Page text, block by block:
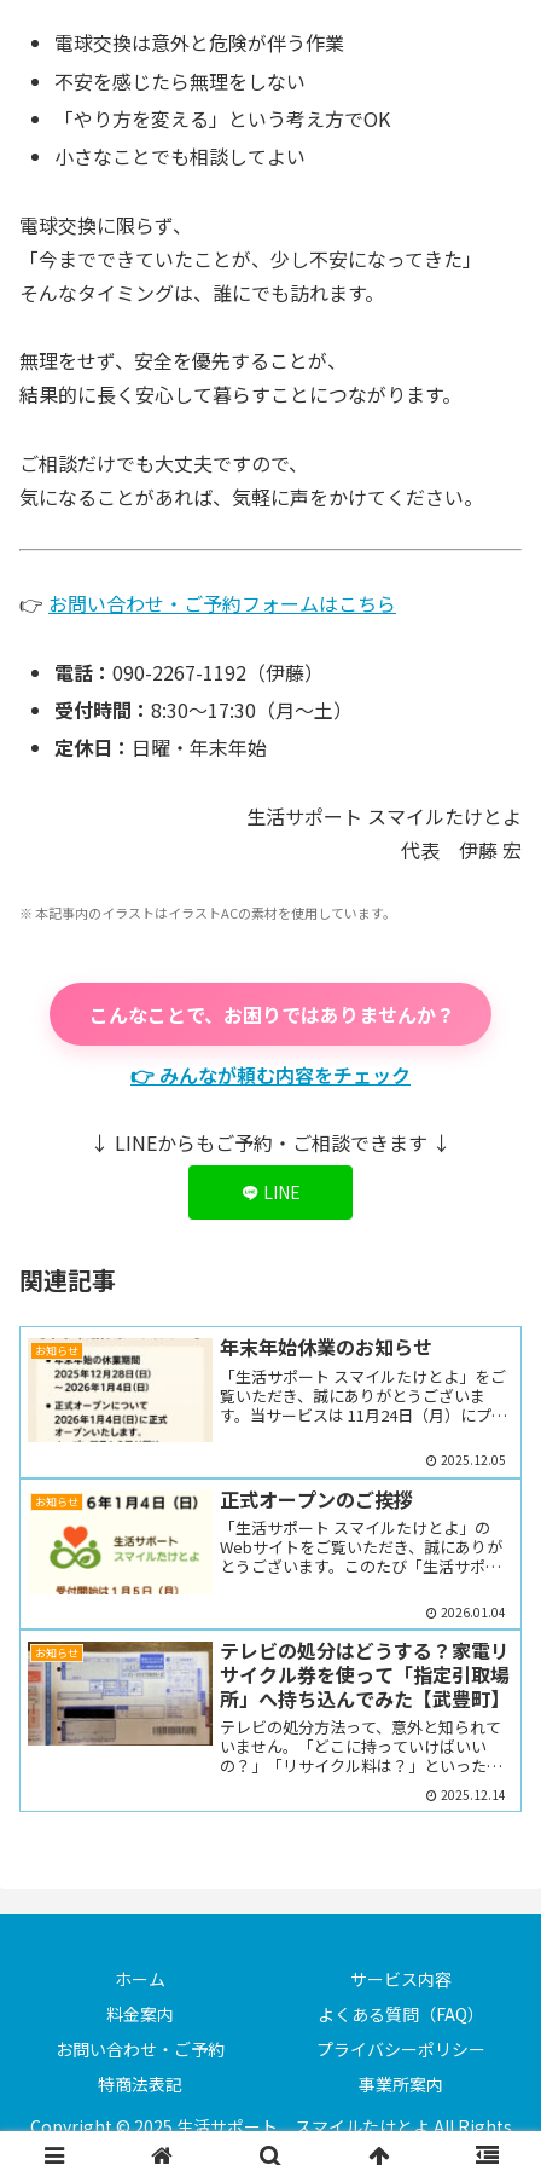
電球交換は意外と危険が伴う作業
不安を感じたら無理をしない
「やり方を変える」という考え方でOK
小さなことでも相談してよい
電球交換に限らず、
「今までできていたことが、少し不安になってきた」
そんなタイミングは、誰にでも訪れます。
無理をせず、安全を優先することが、
結果的に長く安心して暮らすことにつながります。
ご相談だけでも大丈夫ですので、
気になることがあれば、気軽に声をかけてください。
👉 お問い合わせ・ご予約フォームはこちら
電話：090-2267-1192（伊藤）
受付時間：8:30〜17:30（月〜土）
定休日： 日曜・年末年始
生活サポート スマイルたけとよ
代表 伊藤 宏
※ 本記事内のイラストはイラストACの素材を使用しています。
こんなことで、お困りではありませんか？
👉 みんなが頼む内容をチェック
↓ LINEからもご予約・ご相談できます ↓
LINE
関連記事
お知らせ 年末年始休業のお知らせ
「生活サポート スマイルたけとよ」をご
覧いただき、誠にありがとうございま
す。当サービスは 11月24日（月）にプレ
2025.12.05
お知らせ 正式オープンのご挨拶
「生活サポート スマイルたけとよ」の
Webサイトをご覧いただき、誠にありが
とうございます。このたび「生活サポー
2026.01.04
お知らせ
テレビの処分はどうする？家電リ
サイクル券を使って「指定引取場
所」へ持ち込んでみた【武豊町】
テレビの処分方法って、意外と知られて
いません。「どこに持っていけばいい
の？」「リサイクル料は？」といった声
をよく聞きます。今回は、実際にテレ...
2025.12.14
ホーム
サービス内容
料金案内
よくある質問（FAQ）
お問い合わせ・ご予約
プライバシーポリシー
特商法表記
事業所案内
Copyright © 2025 生活サポート スマイルたけとよ All Rights
Reserved.